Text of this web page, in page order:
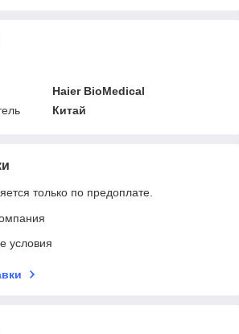
Haier BioMedical
Китай
только по предоплате.
условия